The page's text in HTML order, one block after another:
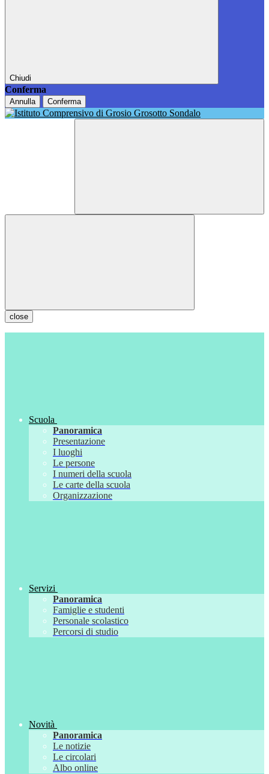
Chiudi
Conferma
Annulla Conferma
close
Scuola
Panoramica
Presentazione
I luoghi
Le persone
I numeri della scuola
Le carte della scuola
Organizzazione
Servizi
Panoramica
Famiglie e studenti
Personale scolastico
Percorsi di studio
Novità
Panoramica
Le notizie
Le circolari
Albo online